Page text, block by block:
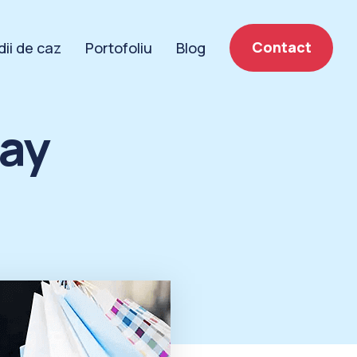
de caz Portofoliu Blog Contact